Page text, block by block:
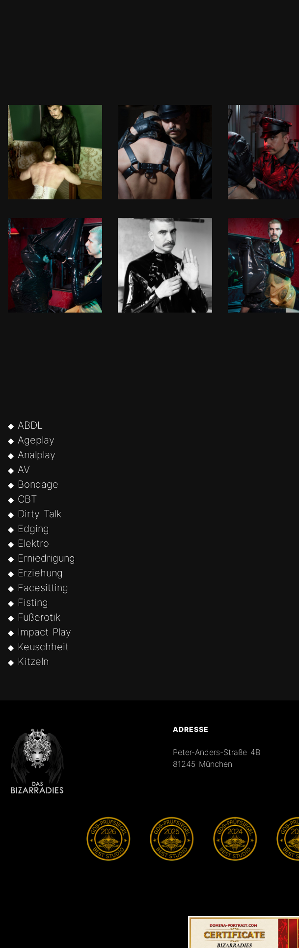
ABDL
Ageplay
Analplay
AV
Bondage
CBT
Dirty Talk
Edging
Elektro
Erniedrigung
Erziehung
Facesitting
Fisting
Fußerotik
Impact Play
Keuschheit
Kitzeln
ADRESSE
Peter-Anders-Straße 4B
81245 München